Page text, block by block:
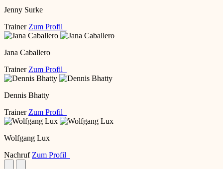
Jenny Surke
Trainer Zum Profil
Jana Caballero
Trainer Zum Profil
Dennis Bhatty
Trainer Zum Profil
Wolfgang Lux
Nachruf Zum Profil